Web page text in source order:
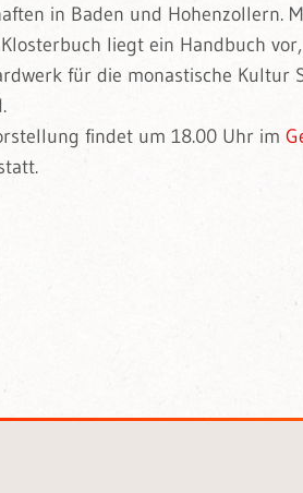
in Baden und Hohenzollern.
liegt ein Handbuch
für die monastische Kultur
findet um 18.00 Uhr im